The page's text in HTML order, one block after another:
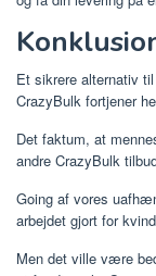
Et sikrere alternativ
CrazyBulk fortjener
Det faktum, at
andre CrazyBulk
Going af vores
arbejdet gjort for
Men det ville være